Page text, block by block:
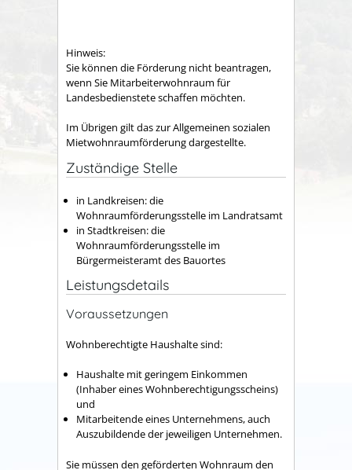
Hinweis:
Sie können die Förderung nicht beantragen,
wenn Sie Mitarbeiterwohnraum für
Landesbedienstete schaffen möchten.
Im Übrigen gilt das zur Allgemeinen sozialen
Mietwohnraumförderung dargestellte.
Zuständige Stelle
in Landkreisen: die
Wohnraumförderungsstelle im Landratsamt
in Stadtkreisen: die
Wohnraumförderungsstelle im
Bürgermeisteramt des Bauortes
Leistungsdetails
Voraussetzungen
Wohnberechtigte Haushalte sind:
Haushalte mit geringem Einkommen
(Inhaber eines Wohnberechtigungsscheins)
und
Mitarbeitende eines Unternehmens, auch
Auszubildende der jeweiligen Unternehmen.
Sie müssen den geförderten Wohnraum den